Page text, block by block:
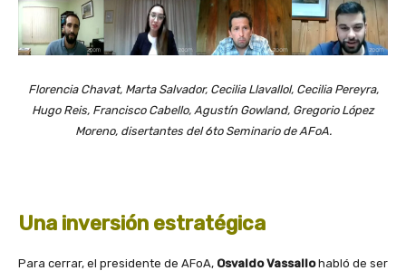
Florencia Chavat, Marta Salvador, Cecilia Llavallol, Cecilia Pereyra,
Hugo Reis, Francisco Cabello, Agustín Gowland, Gregorio López
Moreno, disertantes del 6to Seminario de AFoA.
Una inversión estratégica
Para cerrar, el presidente de AFoA, Osvaldo Vassallohabló de ser